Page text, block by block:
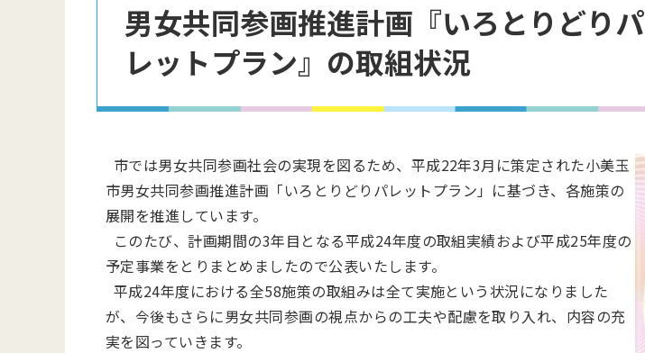
男女共同参画推進計画『いろとりどりパ
レットプラン』の取組状況
市では男女共同参画社会の実現を図るため、平成22年3月に策定された小美玉
市男女共同参画推進計画「いろとりどりパレットプラン」に基づき、各施策の
展開を推進しています。
このたび、計画期間の3年目となる平成24年度の取組実績および平成25年度の
予定事業をとりまとめましたので公表いたします。
平成24年度における全58施策の取組みは全て実施という状況になりました
が、今後もさらに男女共同参画の視点からの工夫や配慮を取り入れ、内容の充
実を図っていきます。